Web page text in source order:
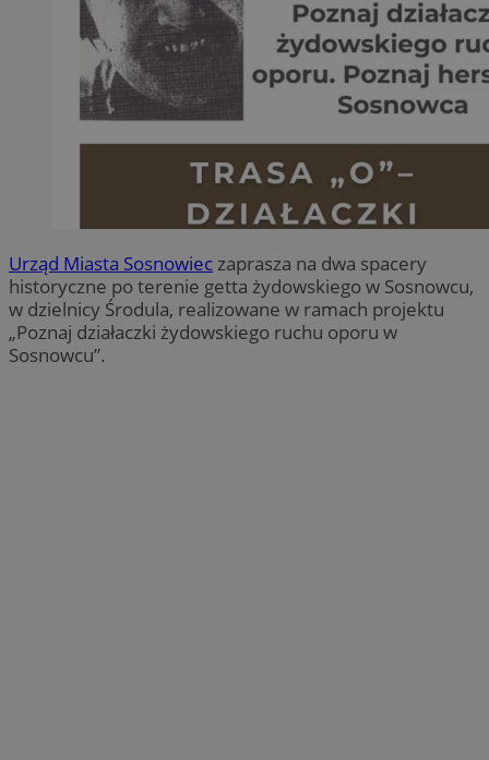
Urząd Miasta Sosnowieczaprasza na dwa spacery
historyczne po terenie getta żydowskiego w Sosnowcu,
w dzielnicy Środula, realizowane w ramach projektu
„Poznaj działaczki żydowskiego ruchu oporu w
Sosnowcu”.